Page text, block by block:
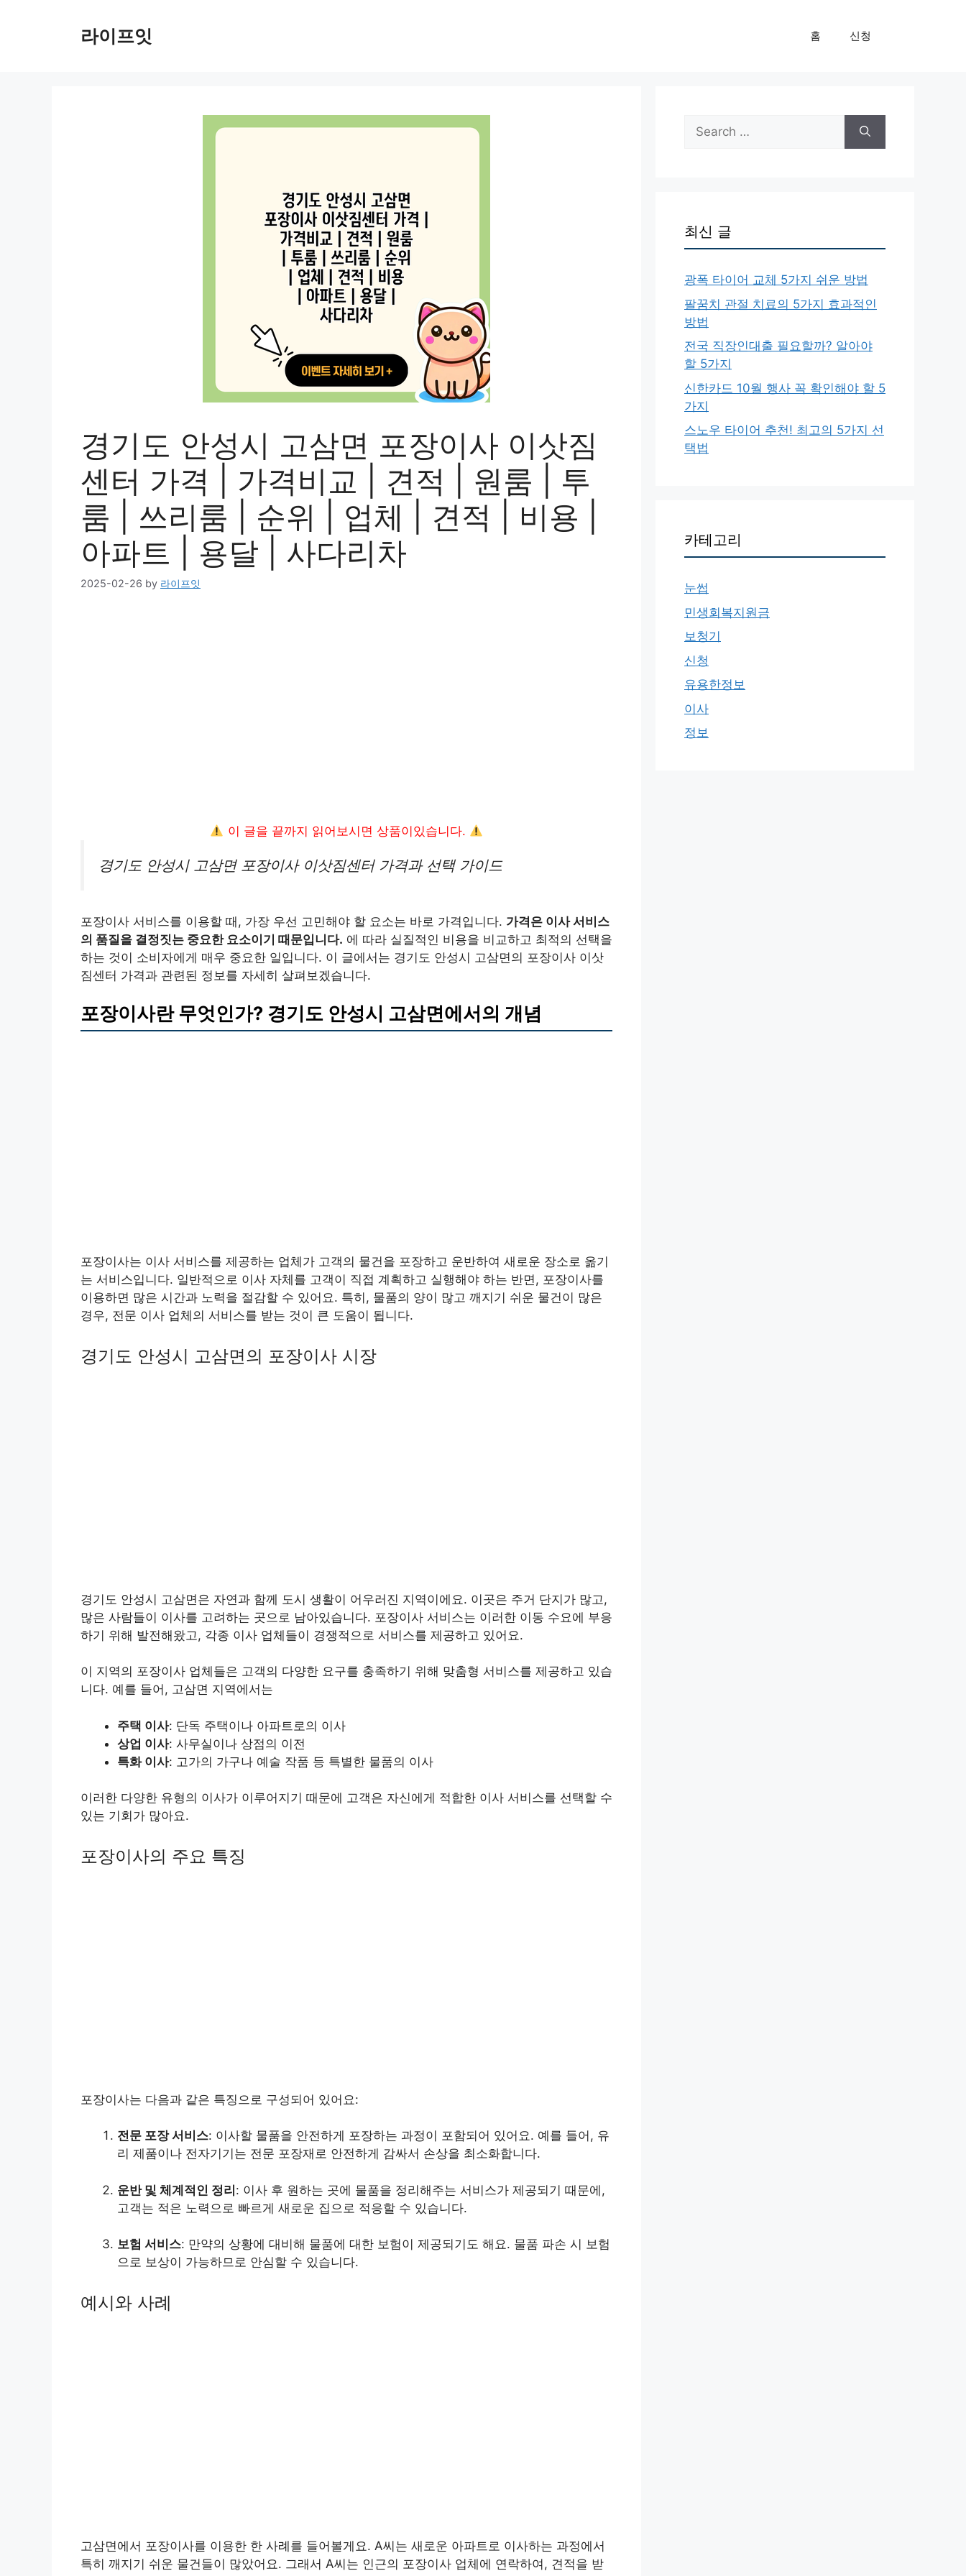
라이프잇 홈 신청
경기도 안성시 고삼면 포장이사 이삿짐
센터 가격 | 가격비교 | 견적 | 원룸 | 투
룸 | 쓰리룸 | 순위 | 업체 | 견적 | 비용 |
아파트 | 용달 | 사다리차
2025-02-26 by 라이프잇
이 글을 끝까지 읽어보시면 상품이있습니다.
경기도 안성시 고삼면 포장이사 이삿짐센터 가격과 선택 가이드
포장이사 서비스를 이용할 때, 가장 우선 고민해야 할 요소는 바로 가격입니다. 가격은 이사 서비스
의 품질을 결정짓는 중요한 요소이기 때문입니다. 에 따라 실질적인 비용을 비교하고 최적의 선택을
하는 것이 소비자에게 매우 중요한 일입니다. 이 글에서는 경기도 안성시 고삼면의 포장이사 이삿
짐센터 가격과 관련된 정보를 자세히 살펴보겠습니다.
포장이사란 무엇인가? 경기도 안성시 고삼면에서의 개념
포장이사는 이사 서비스를 제공하는 업체가 고객의 물건을 포장하고 운반하여 새로운 장소로 옮기
는 서비스입니다. 일반적으로 이사 자체를 고객이 직접 계획하고 실행해야 하는 반면, 포장이사를
이용하면 많은 시간과 노력을 절감할 수 있어요. 특히, 물품의 양이 많고 깨지기 쉬운 물건이 많은
경우, 전문 이사 업체의 서비스를 받는 것이 큰 도움이 됩니다.
경기도 안성시 고삼면의 포장이사 시장
경기도 안성시 고삼면은 자연과 함께 도시 생활이 어우러진 지역이에요. 이곳은 주거 단지가 많고,
많은 사람들이 이사를 고려하는 곳으로 남아있습니다. 포장이사 서비스는 이러한 이동 수요에 부응
하기 위해 발전해왔고, 각종 이사 업체들이 경쟁적으로 서비스를 제공하고 있어요.
이 지역의 포장이사 업체들은 고객의 다양한 요구를 충족하기 위해 맞춤형 서비스를 제공하고 있습
니다. 예를 들어, 고삼면 지역에서는
주택 이사: 단독 주택이나 아파트로의 이사
상업 이사: 사무실이나 상점의 이전
특화 이사: 고가의 가구나 예술 작품 등 특별한 물품의 이사
이러한 다양한 유형의 이사가 이루어지기 때문에 고객은 자신에게 적합한 이사 서비스를 선택할 수
있는 기회가 많아요.
포장이사의 주요 특징
포장이사는 다음과 같은 특징으로 구성되어 있어요:
전문 포장 서비스: 이사할 물품을 안전하게 포장하는 과정이 포함되어 있어요. 예를 들어, 유
리 제품이나 전자기기는 전문 포장재로 안전하게 감싸서 손상을 최소화합니다.
운반 및 체계적인 정리: 이사 후 원하는 곳에 물품을 정리해주는 서비스가 제공되기 때문에,
고객는 적은 노력으로 빠르게 새로운 집으로 적응할 수 있습니다.
보험 서비스: 만약의 상황에 대비해 물품에 대한 보험이 제공되기도 해요. 물품 파손 시 보험
으로 보상이 가능하므로 안심할 수 있습니다.
예시와 사례
고삼면에서 포장이사를 이용한 한 사례를 들어볼게요. A씨는 새로운 아파트로 이사하는 과정에서
특히 깨지기 쉬운 물건들이 많았어요. 그래서 A씨는 인근의 포장이사 업체에 연락하여, 견적을 받
Search
for:
최신 글
광폭 타이어 교체 5가지 쉬운 방법
팔꿈치 관절 치료의 5가지 효과적인
방법
전국 직장인대출 필요할까? 알아야
할 5가지
신한카드 10월 행사 꼭 확인해야 할 5
가지
스노우 타이어 추천! 최고의 5가지 선
택법
카테고리
눈썹
민생회복지원금
보청기
신청
유용한정보
이사
정보